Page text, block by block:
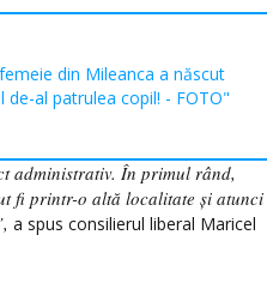
din Mileanca a născut
de-al patrulea copil! - FOTO"
administrativ. În primul rând,
fi printr-o altă localitate și atunci
a spus consilierul liberal Maricel